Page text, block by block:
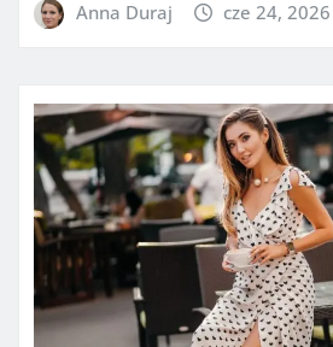
Anna Duraj cze 24, 2026